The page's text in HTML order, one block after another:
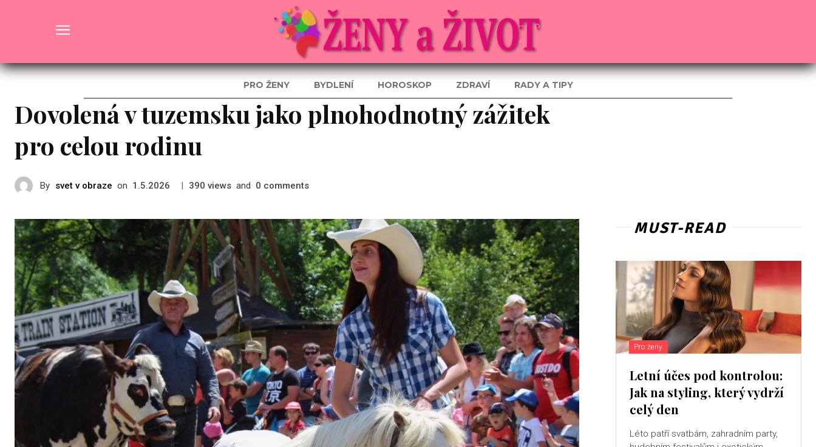
PRO ŽENY BYDLENÍ HOROSKOP ZDRAVÍ RADY A TIPY
Dovolená v tuzemsku jako plnohodnotný zážitek
pro celou rodinu
By svet v obraze on 1.5.2026 | 390 views and 0 comments
MUST-READ
Pro ženy
Letní účes pod kontrolou:
Jak na styling, který vydrží
celý den
Léto patří svatbám, zahradním party,